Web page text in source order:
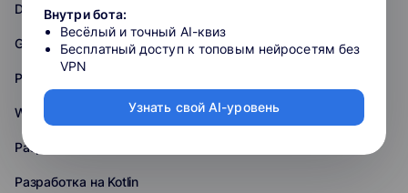
DevOps
Golang-разработка
Робототехника
Web-разработка
Разработка на Swift
Разработка на Kotlin
Внутри бота:
Весёлый и точный AI-квиз
Бесплатный доступ к топовым нейросетям без
VPN
Узнать свой AI-уровень